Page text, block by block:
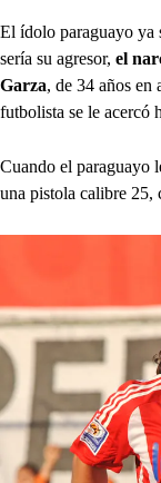
El ídolo paraguayo ya
sería su agresor, el
Garza, de 34 años en
futbolista se le acercó
Cuando el paraguayo
una pistola calibre 25,